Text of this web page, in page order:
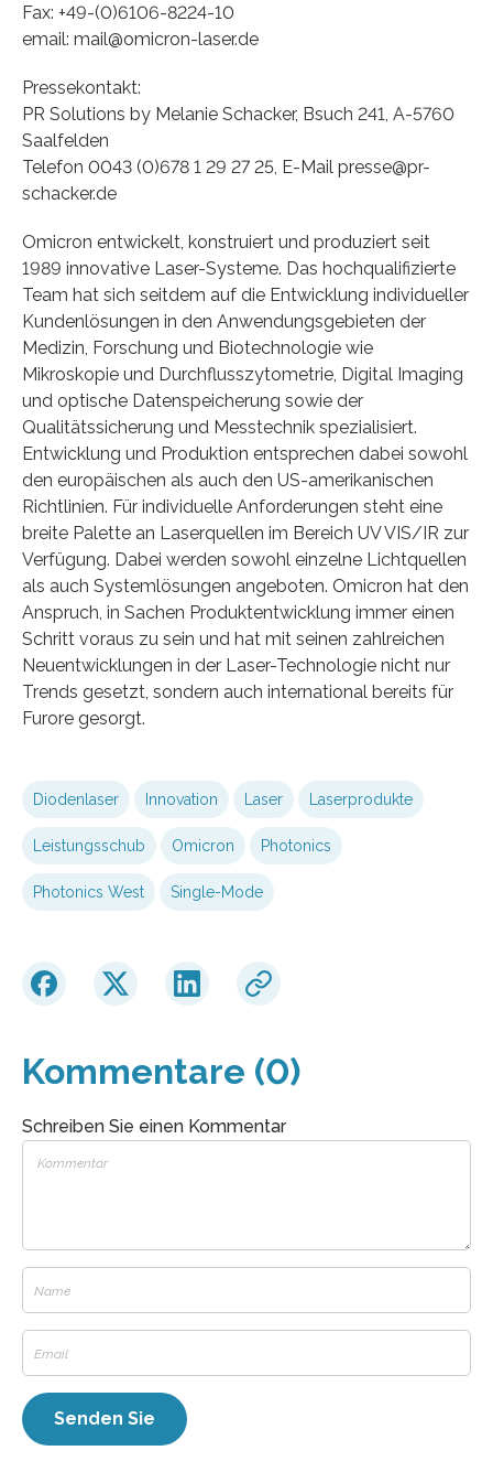
Fax: +49-(0)6106-8224-10
email: mail@omicron-laser.de
Pressekontakt:
PR Solutions by Melanie Schacker, Bsuch 241, A-5760
Saalfelden
Telefon 0043 (0)678 1 29 27 25, E-Mail presse@pr-
schacker.de
Omicron entwickelt, konstruiert und produziert seit
1989 innovative Laser-Systeme. Das hochqualifizierte
Team hat sich seitdem auf die Entwicklung individueller
Kundenlösungen in den Anwendungsgebieten der
Medizin, Forschung und Biotechnologie wie
Mikroskopie und Durchflusszytometrie, Digital Imaging
und optische Datenspeicherung sowie der
Qualitätssicherung und Messtechnik spezialisiert.
Entwicklung und Produktion entsprechen dabei sowohl
den europäischen als auch den US-amerikanischen
Richtlinien. Für individuelle Anforderungen steht eine
breite Palette an Laserquellen im Bereich UV VIS/IR zur
Verfügung. Dabei werden sowohl einzelne Lichtquellen
als auch Systemlösungen angeboten. Omicron hat den
Anspruch, in Sachen Produktentwicklung immer einen
Schritt voraus zu sein und hat mit seinen zahlreichen
Neuentwicklungen in der Laser-Technologie nicht nur
Trends gesetzt, sondern auch international bereits für
Furore gesorgt.
Diodenlaser Innovation Laser Laserprodukte
Leistungsschub Omicron Photonics
Photonics West Single-Mode
Kommentare (0)
Schreiben Sie einen Kommentar